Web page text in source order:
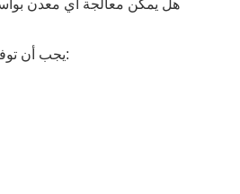
هل يمكن معالجة أي معدن
يجب أن توفر مواد تشكيل لفة مناسبة: